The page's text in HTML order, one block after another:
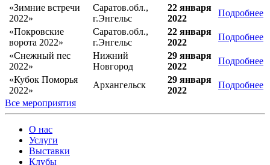
«Зимние встречи
2022»
Саратов.обл.,
г.Энгельс
22 января
2022
Подробнее
«Покровские
ворота 2022»
Саратов.обл.,
г.Энгельс
22 января
2022
Подробнее
«Снежный пес
2022»
Нижний
Новгород
29 января
2022
Подробнее
«Кубок Поморья
2022»
Архангельск
29 января
2022
Подробнее
Все мероприятия
О нас
Услуги
Выставки
Клубы